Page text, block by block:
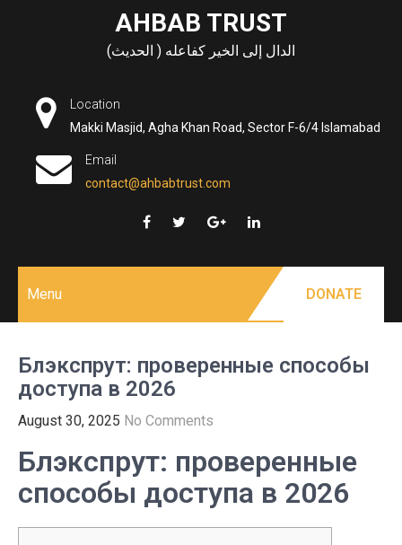
AHBAB TRUST
الدال إلى الخير كفاعله ( الحديث)
Location
Makki Masjid, Agha Khan Road, Sector F-6/4 Islamabad
Email
contact@ahbabtrust.com
Menu DONATE
Блэкспрут: проверенные способы
доступа в 2026
August 30, 2025 No Comments
Блэкспрут: проверенные
способы доступа в 2026